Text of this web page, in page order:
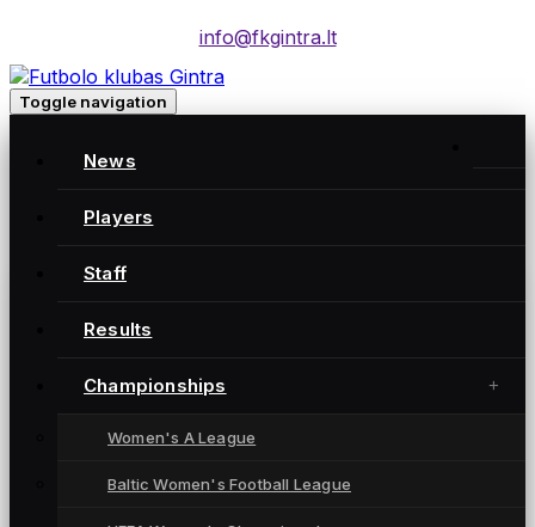
info@fkgintra.lt
Toggle navigation
News
Players
Staff
Results
Championships
Women's A League
Baltic Women's Football League
Posts
Gintra naujienos
Gintra naujienos